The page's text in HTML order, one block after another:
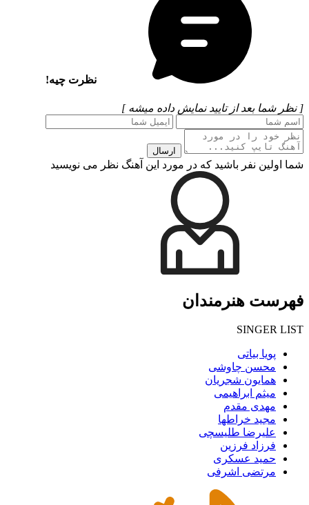
نظرت چیه!
[ نظر شما بعد از تایید نمایش داده میشه ]
ارسال
شما اولین نفر باشید که در مورد این آهنگ نظر می نویسید
فهرست هنرمندان
SINGER LIST
پویا بیاتی
محسن چاوشی
همایون شجریان
میثم ابراهیمی
مهدی مقدم
مجید خراطها
علیرضا طلیسچی
فرزاد فرزین
حمید عسکری
مرتضی اشرفی